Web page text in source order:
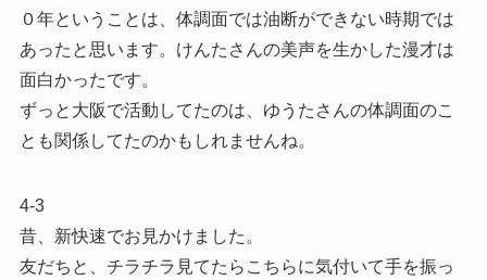
０年ということは、体調面では油断ができない時期では
あったと思います。けんたさんの美声を生かした漫才は
面白かったです。
ずっと大阪で活動してたのは、ゆうたさんの体調面のこ
とも関係してたのかもしれませんね。
4-3
昔、新快速でお見かけました。
友だちと、チラチラ見てたらこちらに気付いて手を振っ